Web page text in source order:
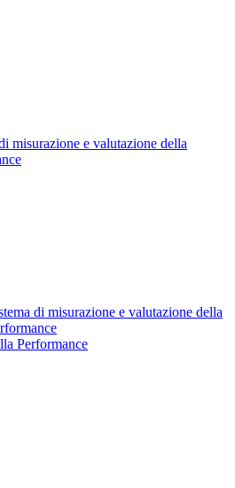
misurazione e valutazione della
di misurazione e valutazione della
Performance